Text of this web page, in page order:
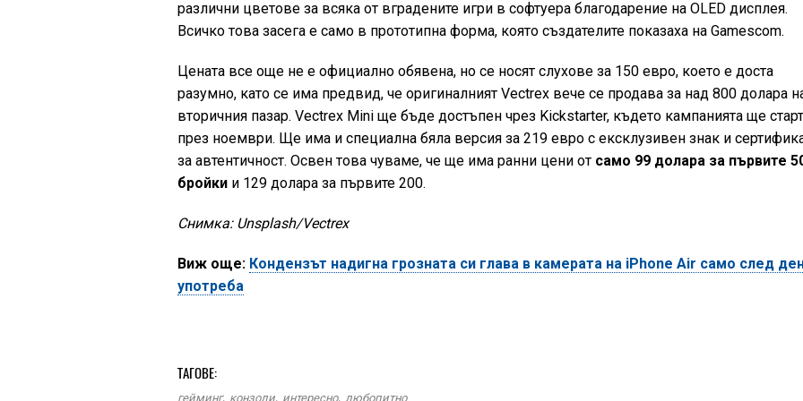
различни цветове за всяка от вградените игри в софтуера благодарение на OLED дисплея.
Всичко това засега е само в прототипна форма, която създателите показаха на Gamescom.
Цената все още не е официално обявена, но се носят слухове за 150 евро, което е доста
разумно, като се има предвид, че оригиналният Vectrex вече се продава за над 800 долара
вторичния пазар. Vectrex Mini ще бъде достъпен чрез Kickstarter, където кампанията ще
през ноември. Ще има и специална бяла версия за 219 евро с ексклузивен знак и
за автентичност. Освен това чуваме, че ще има ранни цени от само 99 долара за първите
бройки и 129 долара за първите 200.
Снимка: Unsplash/Vectrex
Виж още: Кондензът надигна грозната си глава в камерата на iPhone Air само след
употреба
ТАГОВЕ:
гейминг, конзоли, интересно, любопитно